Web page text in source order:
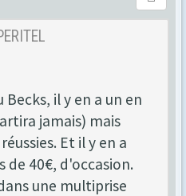
Becks, il y en a un en
jamais) mais
Et il y en a
de 40€, d'occasion.
une multiprise